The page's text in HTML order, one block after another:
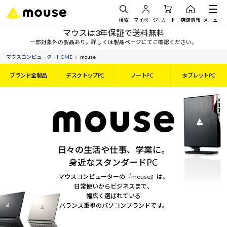
検索 マイページ カート 店舗情報 メニュー
マウスは3年保証で送料無料
一部対象外の製品あり。詳しくは製品ページにてご確認ください。
マウスコンピューターHOME mouse
ブランド全製品 デスクトップPC ノートPC タブレットPC
日々の生活や仕事、学業に。
身近なスタンダードPC
マウスコンピューターの『mouse』は、
日常使いからビジネスまで、
幅広く選ばれている
バランス重視のパソコンブランドです。